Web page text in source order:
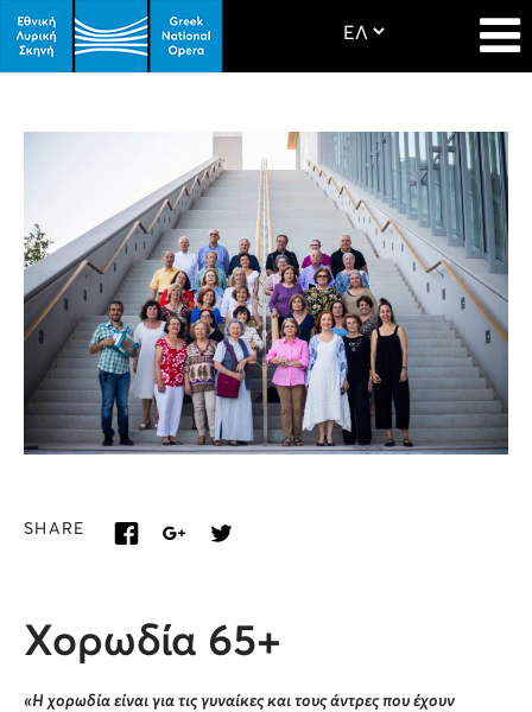
SHARE
Χορωδία 65+
«Η χορωδία είναι για τις γυναίκες και τους άντρες που έχουν